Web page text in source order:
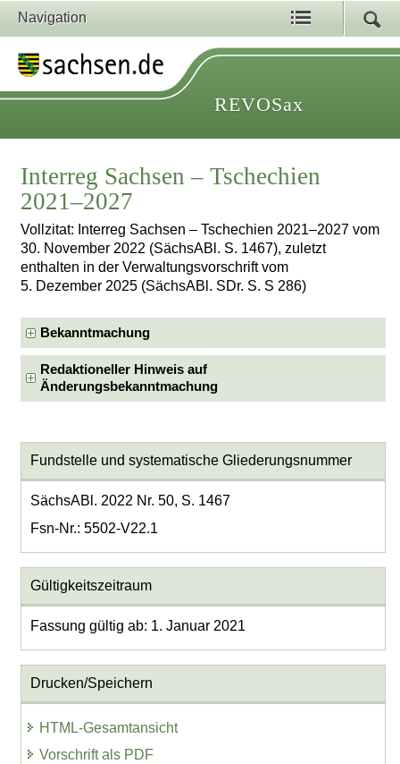
Navigation
REVOSax
Interreg Sachsen – Tschechien
2021–2027
Vollzitat: Interreg Sachsen – Tschechien 2021–2027 vom
30. November 2022 (SächsABl. S. 1467), zuletzt
enthalten in der Verwaltungsvorschrift vom
5. Dezember 2025 (SächsABl. SDr. S. S 286)
Bekanntmachung
Redaktioneller Hinweis auf
Änderungsbekanntmachung
Fundstelle und systematische Gliederungsnummer
SächsABl. 2022 Nr. 50, S. 1467
Fsn-Nr.: 5502-V22.1
Gültigkeitszeitraum
Fassung gültig ab: 1. Januar 2021
Drucken/Speichern
HTML-Gesamtansicht
Vorschrift als PDF